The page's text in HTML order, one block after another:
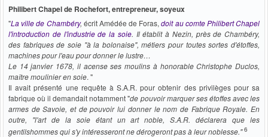
Philibert Chapel de Rochefort, entrepreneur, soyeux
"La ville de Chambéry, écrit Amédée de Foras,doit au comte Philibert Chapel
l'introduction de l'industrie de la soie. Il établit à Nezin, près de Chambéry,
des fabriques de soie "à la bolonaise", métiers pour toutes sortes d'étoffes,
machines pour l'eau pour donner le lustre…
Le 14 janvier 1678, il acense ses moulins à honorable Christophe Duclos,
maître moulinier en soie. "
Il avait présenté une requête à S.A.R. pour obtenir des privilèges pour sa
fabrique où il demandait notamment "de pouvoir marquer ses étoffes avec les
armes de Savoie, et de pouvoir lui donner le nom de Fabrique Royale. En
outre, "l'art de la soie étant un art noble, S.A.R. déclarera que les
gentilshommes qui s'y intéresseront ne dérogeront pas à leur noblesse."6